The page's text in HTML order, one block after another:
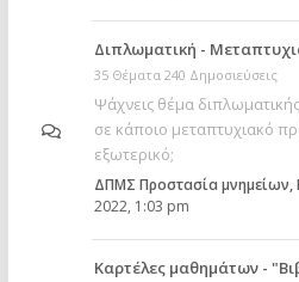
Διπλωματική -
35 Θέματα 240 Δημοσιεύσεις
Ψάχνεις θέμα
σε κάποιο μεταπτυχιακό
εξωτερικό;
ΔΠΜΣ Προστασία μνημείων,
2022, 1:03 pm
Καρτέλες μαθημάτων -